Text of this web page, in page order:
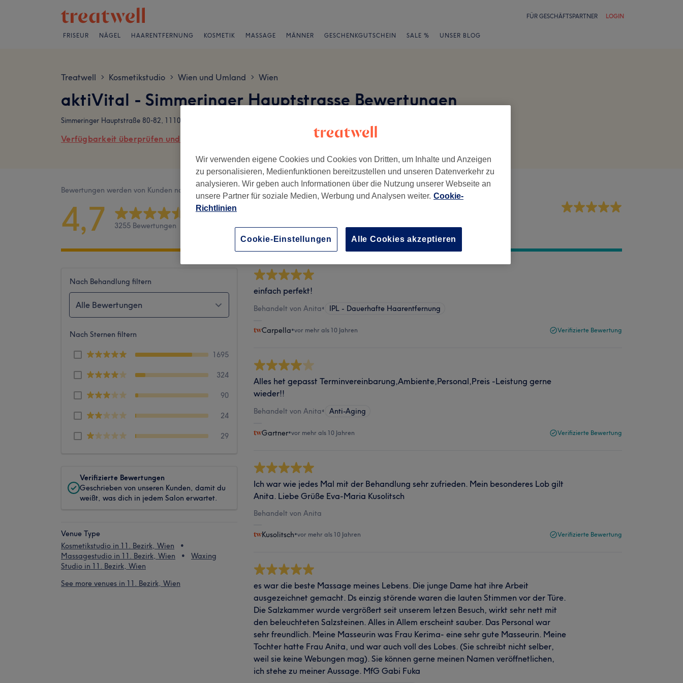
FÜR GESCHÄFTSPARTNER LOGIN
FRISEUR NÄGEL HAARENTFERNUNG KOSMETIK MASSAGE MÄNNER GESCHENKGUTSCHEIN SALE % UNSER BLOG
Treatwell > Kosmetikstudio > Wien und Umland > Wien
aktiVital - Simmeringer Hauptstrasse Bewertungen
Simmeringer Hauptstraße 80-82, 1110 Wien, 11. Bezirk
Verfügbarkeit überprüfen und online buchen
Bewertungen werden von Kunden nach ihrem Besuch geschrieben.
4,7 3255 Bewertungen Sauberkeit
Nach Behandlung filtern
Alle Bewertungen
Nach Sternen filtern
1695
324
90
24
29
Verifizierte Bewertungen
Geschrieben von unseren Kunden, damit du
weißt, was dich in jedem Salon erwartet.
Venue Type
Kosmetikstudio in 11. Bezirk, Wien
Massagestudio in 11. Bezirk, Wien
Waxing
Studio in 11. Bezirk, Wien
See more venues in 11. Bezirk, Wien
einfach perfekt!
Behandelt von Anita• IPL - Dauerhafte Haarentfernung
Carpella•vor mehr als 10 Jahren Verifizierte Bewertung
Alles het gepasst Terminvereinbarung,Ambiente,Personal,Preis -Leistung gerne
wieder!!
Behandelt von Anita• Anti-Aging
Gartner•vor mehr als 10 Jahren Verifizierte Bewertung
Ich war wie jedes Mal mit der Behandlung sehr zufrieden. Mein besonderes Lob gilt
Anita. Liebe Grüße Eva-Maria Kusolitsch
Behandelt von Anita
Kusolitsch•vor mehr als 10 Jahren Verifizierte Bewertung
es war die beste Massage meines Lebens. Die junge Dame hat ihre Arbeit
ausgezeichnet gemacht. Ds einzig störende waren die lauten Stimmen vor der Türe.
Die Salzkammer wurde vergrößert seit unserem letzen Besuch, wirkt sehr nett mit
den beleuchteten Salzsteinen. Alles in Allem erscheint sauber. Das Personal war
sehr freundlich. Meine Masseurin was Frau Kerima- eine sehr gute Masseurin. Meine
Tochter hatte Frau Anita, und war auch voll des Lobes. (Sie schreibt nicht selber,
weil sie keine Webungen mag). Sie können gerne meinen Namen veröffnetlichen,
ich stehe zu meiner Aussage. MfG Gabi Fuka
Wir verwenden eigene Cookies und Cookies von Dritten, um Inhalte und Anzeigen
zu personalisieren, Medienfunktionen bereitzustellen und unseren Datenverkehr zu
analysieren. Wir geben auch Informationen über die Nutzung unserer Webseite an
unsere Partner für soziale Medien, Werbung und Analysen weiter. Cookie-
Richtlinien
Alle Cookies akzeptieren
Cookie-Einstellungen